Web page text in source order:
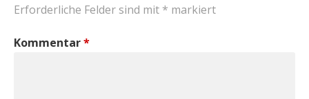
Erforderliche Felder sind mit * markiert
Kommentar*